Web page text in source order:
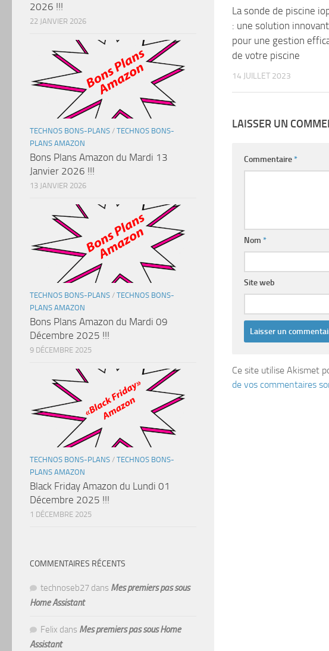
La sonde de piscine
: une solution
pour une gestion
de votre piscine
14 JUILLET 2023
LAISSER UN
Commentaire*
Nom *
Site web
Ce site utilise Akismet
de vos commentaires
2026 !!!
22 JANVIER 2026
TECHNOS BONS-PLANS / TECHNOS BONS-
PLANS AMAZON
Bons Plans Amazon du Mardi 13
Janvier 2026 !!!
13 JANVIER 2026
TECHNOS BONS-PLANS / TECHNOS BONS-
PLANS AMAZON
Bons Plans Amazon du Mardi 09
Décembre 2025 !!!
9 DÉCEMBRE 2025
TECHNOS BONS-PLANS / TECHNOS BONS-
PLANS AMAZON
Black Friday Amazon du Lundi 01
Décembre 2025 !!!
1 DÉCEMBRE 2025
COMMENTAIRES RÉCENTS
technoseb27 dans Mes premiers pas sous
Home Assistant
Felix dans Mes premiers pas sous Home
Assistant